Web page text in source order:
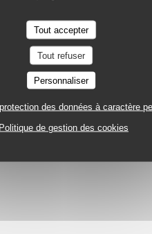
Tout accepter
Tout refuser
Personnaliser
des données à caractère
Politique de gestion des cookies
sir, at what time do
de la discrimination qui
racisees. Pour toutes ces
de mes listes et je
d’excellents moments au
JAN